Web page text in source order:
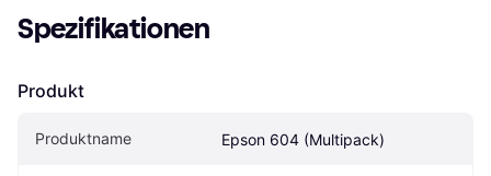
Spezifikationen
Produkt
Produktname Epson 604 (Multipack)